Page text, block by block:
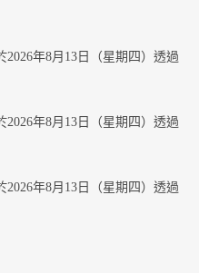
年8月13日（星期四）透過
年8月13日（星期四）透過
年8月13日（星期四）透過